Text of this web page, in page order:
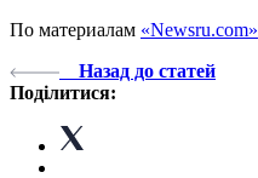
По материалам «Newsru.com»
Назад до статей
Поділитися: